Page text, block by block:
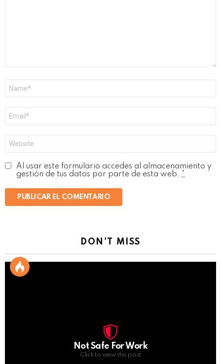
electrónico
*
Al usar este formulario accedes al almacenamiento y
gestión de tus datos por parte de esta web. *
DON'T MISS
Not Safe For Work
Click to view this post